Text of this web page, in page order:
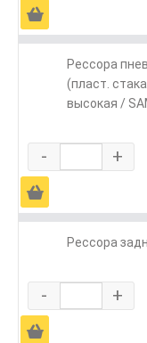
Ä
Рессора
(пласт.
высокая /
- +
Ä
Рессора
- +
Ä